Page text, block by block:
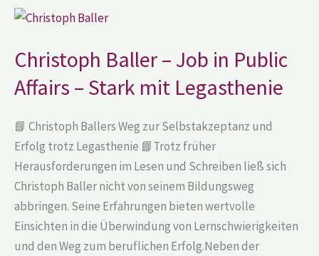
Christoph Baller – Job in Public
Affairs – Stark mit Legasthenie
📘 Christoph Ballers Weg zur Selbstakzeptanz und
Erfolg trotz Legasthenie 📘Trotz früher
Herausforderungen im Lesen und Schreiben ließ sich
Christoph Baller nicht von seinem Bildungsweg
abbringen. Seine Erfahrungen bieten wertvolle
Einsichten in die Überwindung von Lernschwierigkeiten
und den Weg zum beruflichen Erfolg.Neben der
Christoph
Baller
Job
in
Public
Affairs
–
mit
Legasthenie